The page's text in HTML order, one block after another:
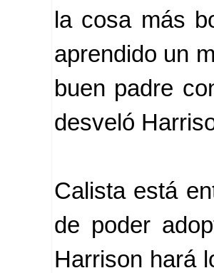
la cosa más
aprendido un
buen padre
desveló
Calista está
de poder
Harrison hará